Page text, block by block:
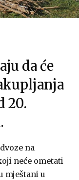
da će
20.
na
neće ometati
mještani u